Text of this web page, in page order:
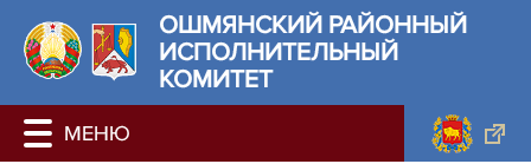
ОШМЯНСКИЙ РАЙОННЫЙ
ИСПОЛНИТЕЛЬНЫЙ
КОМИТЕТ